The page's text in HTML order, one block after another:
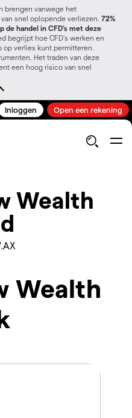
brengen vanwege het
snel oplopende verliezen. 72%
handel in CFD’s met deze
begrijpt hoe CFD's werken en
verlies kunt permitteren.
Het traden van deze
een hoog risico van snel
Inloggen Open een rekening
Wealth
Wealth